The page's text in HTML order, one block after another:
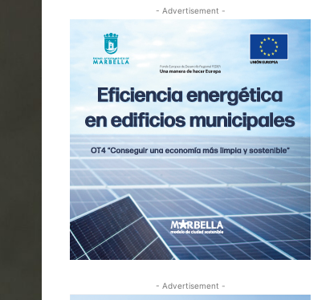
- Advertisement -
- Advertisement -